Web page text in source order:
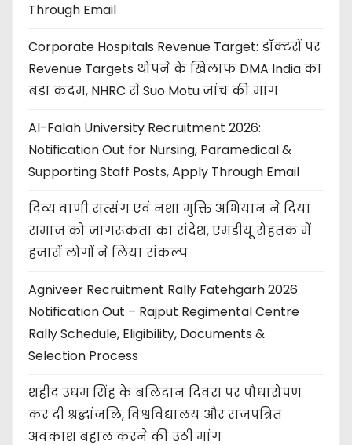
Through Email
Corporate Hospitals Revenue Target: डॉक्टरों पर
Revenue Targets थोपने के खिलाफ DMA India का
बड़ा कदम, NHRC से Suo Motu जांच की मांग
Al-Falah University Recruitment 2026:
Notification Out for Nursing, Paramedical &
Supporting Staff Posts, Apply Through Email
दिव्य वाणी सत्संग एवं नशा मुक्ति अभियान ने दिया
समाज को जागरूकता का संदेश, एमडीयू रोहतक में
हजारों लोगों ने लिया संकल्प
Agniveer Recruitment Rally Fatehgarh 2026
Notification Out – Rajput Regimental Centre
Rally Schedule, Eligibility, Documents &
Selection Process
शहीद उधम सिंह के बलिदान दिवस पर पौधारोपण
कर दी श्रद्धांजलि, विश्वविद्यालय और राजपत्रित
अवकाश बहाल करने की उठी मांग